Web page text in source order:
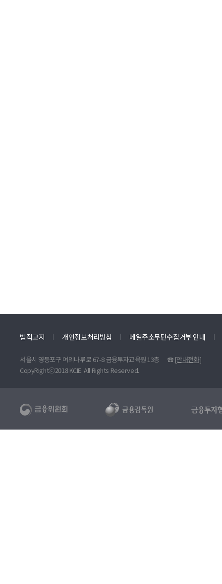
법적고지 개인정보처리방침 메일주소무단수집거부 안내
서울시 영등포구 여의나루로 67-8 금융투자교육원 13층 ☎ [안내전화]
CopyRightⓒ2018 KCIE. All Rights Reserved.